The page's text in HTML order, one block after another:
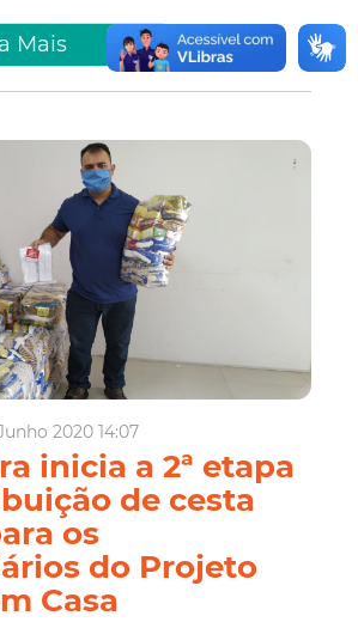
Mais
2020 14:07
inicia a 2ª etapa
de cesta
os
do Projeto
Casa